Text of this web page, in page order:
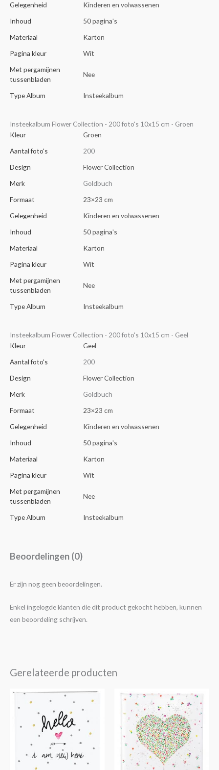
Gelegenheid
Kinderen en volwassenen
Inhoud
50 pagina's
Materiaal
Karton
Pagina kleur
Wit
Met pergamijnen
tussenbladen
Nee
Type Album Insteekalbum
Insteekalbum Flower Collection - 200 foto's 10x15 cm - Groen
Kleur
Groen
Aantal foto's
200
Design
Flower Collection
Merk
Goldbuch
Formaat
23×23 cm
Gelegenheid
Kinderen en volwassenen
Inhoud
50 pagina's
Materiaal
Karton
Pagina kleur
Wit
Met pergamijnen
tussenbladen
Nee
Type Album Insteekalbum
Insteekalbum Flower Collection - 200 foto's 10x15 cm - Geel
Kleur
Geel
Aantal foto's
200
Design
Flower Collection
Merk
Goldbuch
Formaat
23×23 cm
Gelegenheid
Kinderen en volwassenen
Inhoud
50 pagina's
Materiaal
Karton
Pagina kleur
Wit
Met pergamijnen
tussenbladen
Nee
Type Album Insteekalbum
Beoordelingen (0)
Er zijn nog geen beoordelingen.
Enkel ingelogde klanten die dit product gekocht hebben, kunnen
een beoordeling schrijven.
Gerelateerde producten